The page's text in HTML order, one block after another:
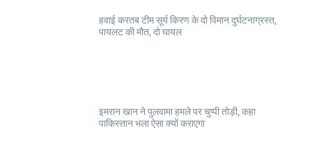
हवाई करतब टीम सूर्य किरण के दो विमान दुर्घटनाग्रस्त,
पायलट की मौत, दो घायल
इमरान खान ने पुलवामा हमले पर चुप्पी तोड़ी, कहा
पाकिस्तान भला ऐसा क्यों कराएगा